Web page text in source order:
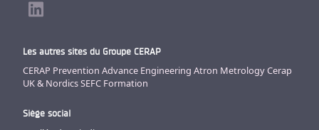
Les autres sites du Groupe CERAP
CERAP Prevention Advance Engineering Atron MetrologyCerap
UK & NordicsSEFC Formation
Siège social